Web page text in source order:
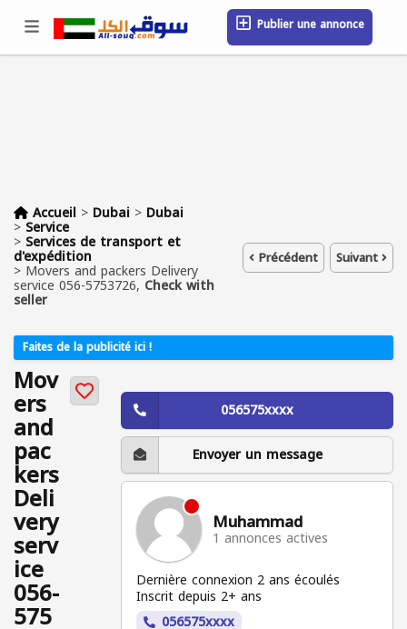
Publier une annonce
Se connecter / S'inscrire
Accueil > Dubai > Dubai
> Service
> Services de transport et
d'expédition
> Movers and packers Delivery
service 056-5753726, Check with
seller
Précédent Suivant
Faites de la publicité ici !
Mov
ers
and
pac
kers
Deli
very
serv
ice
056-
575
056575xxxx
Envoyer un message
Muhammad
1 annonces actives
Dernière connexion 2 ans écoulés
Inscrit depuis 2+ ans
056575xxxx